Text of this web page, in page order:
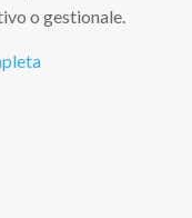
o gestionale.